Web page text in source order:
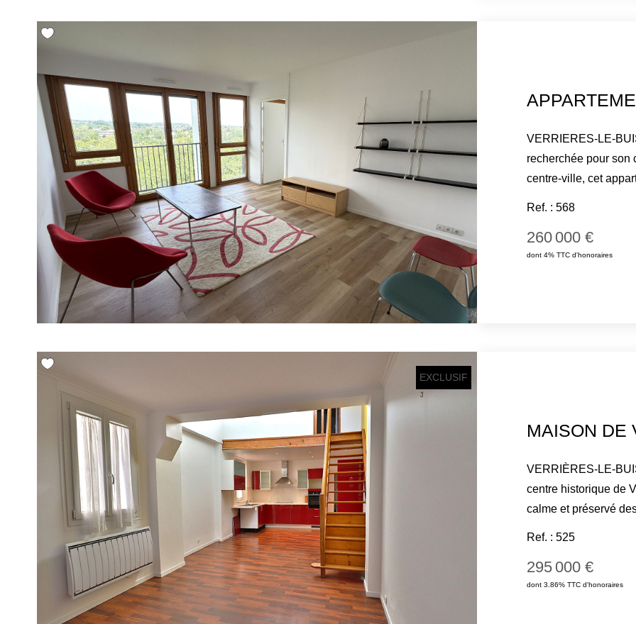
VERRIERES-LE-
recherchée pour son
centre-ville, cet
séjour parqueté
aménagée, d'un
Ref. : 568
260 000 €
dont 4% TTC d'honoraires
EXCLUSIF
VERRIÈRES-LE-
centre historique de
calme et préservé
m². Alliant le charme
compose : Au rez-
Ref. : 525
295 000 €
dont 3.86% TTC d'honoraires